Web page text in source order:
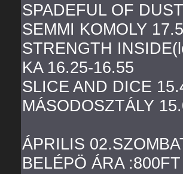
SPADEFUL OF
SEMMI KOMOLY
STRENGTH
KA 16.25-16.55
SLICE AND DICE
MÁSODOSZTÁLY
ÁPRILIS
BELÉPÖ ÁRA